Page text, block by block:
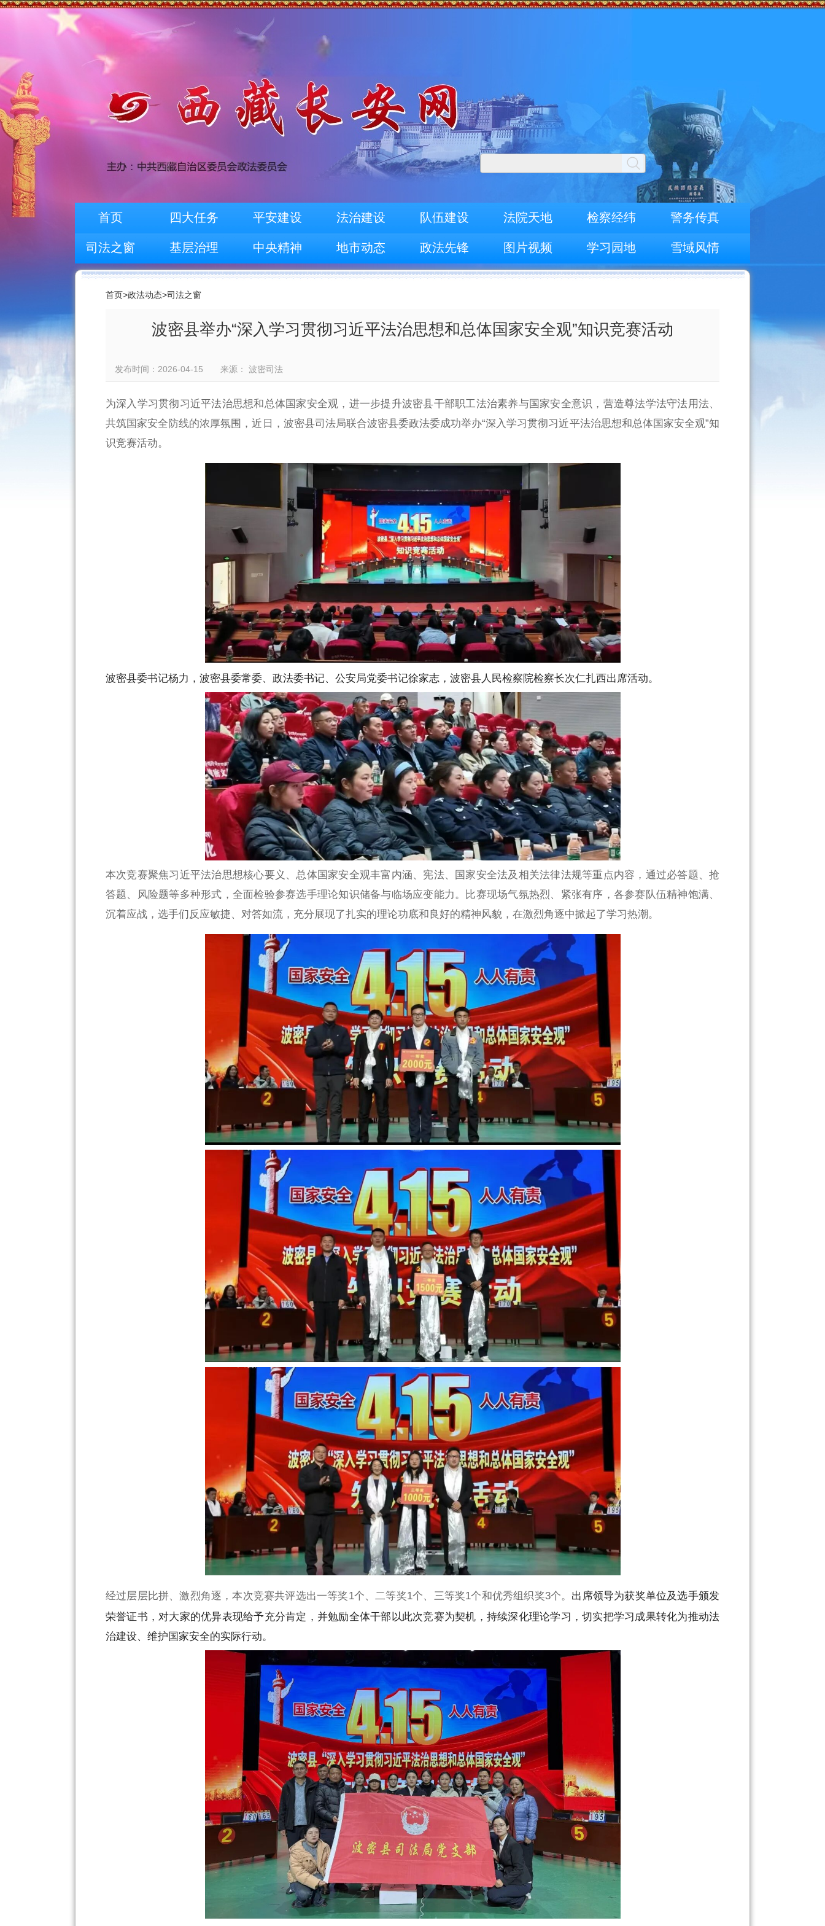
首页 四大任务 平安建设 法治建设 队伍建设 法院天地 检察经纬 警务传真
司法之窗 基层治理 中央精神 地市动态 政法先锋 图片视频 学习园地 雪域风情
首页>政法动态>司法之窗
波密县举办“深入学习贯彻习近平法治思想和总体国家安全观”知识竞赛活动
发布时间：2026-04-15 来源： 波密司法
为深入学习贯彻习近平法治思想和总体国家安全观，进一步提升波密县干部职工法治素养与国家安全意识，营造尊法学法守法用法、
共筑国家安全防线的浓厚氛围，近日，波密县司法局联合波密县委政法委成功举办“深入学习贯彻习近平法治思想和总体国家安全观”知
识竞赛活动。
波密县委书记杨力，波密县委常委、政法委书记、公安局党委书记徐家志，波密县人民检察院检察长次仁扎西出席活动。
本次竞赛聚焦习近平法治思想核心要义、总体国家安全观丰富内涵、宪法、国家安全法及相关法律法规等重点内容，通过必答题、抢
答题、风险题等多种形式，全面检验参赛选手理论知识储备与临场应变能力。比赛现场气氛热烈、紧张有序，各参赛队伍精神饱满、
沉着应战，选手们反应敏捷、对答如流，充分展现了扎实的理论功底和良好的精神风貌，在激烈角逐中掀起了学习热潮。
经过层层比拼、激烈角逐，本次竞赛共评选出一等奖1个、二等奖1个、三等奖1个和优秀组织奖3个。 出席领导为获奖单位及选手颁发
荣誉证书，对大家的优异表现给予充分肯定，并勉励全体干部以此次竞赛为契机，持续深化理论学习，切实把学习成果转化为推动法
治建设、维护国家安全的实际行动。